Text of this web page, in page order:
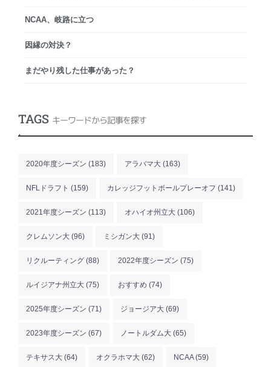
NCAA、岐路に立つ
因縁の対決？
まだやり残した仕事があった？
TAGS キーワードから記事を探す
.
2020年度シーズン (183) アラバマ大 (163)
NFLドラフト (159) カレッジフットボールプレーオフ (141)
2021年度シーズン (113) オハイオ州立大 (106)
クレムソン大 (96) ミシガン大 (91)
リクルーティング (88) 2022年度シーズン (75)
ルイジアナ州立大 (75) おすすめ (74)
2025年度シーズン (71) ジョージア大 (69)
2023年度シーズン (67) ノートルダム大 (65)
テキサス大 (64) オクラホマ大 (62) NCAA(59)